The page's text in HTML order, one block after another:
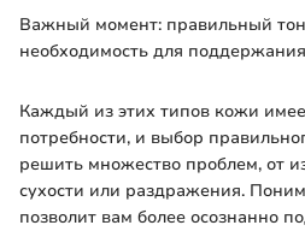
Важный момент: правильный
необходимость для
Каждый из этих типов кожи
потребности, и выбор
решить множество проблем, от
сухости или раздражения.
позволит вам более осознанно